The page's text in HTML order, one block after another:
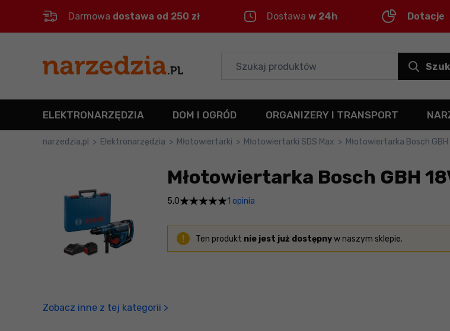
Menu główne
Informacje o produkcie
Szczegółowe informacje
Mapa strony
Darmowa dostawa od 250 zł Dostawa w 24h Dotacje
ELEKTRONARZĘDZIA DOM I OGRÓD ORGANIZERY I TRANSPORT
narzedzia.pl > Elektronarzędzia > Młotowiertarki > Młotowiertarki SDS Max > Młotowiertarka Bosch
Młotowiertarka Bosch GBH
5,0 1 opinia
Ten produkt nie jest już dostępnyw naszym sklepie.
Zobacz inne z tej kategorii >